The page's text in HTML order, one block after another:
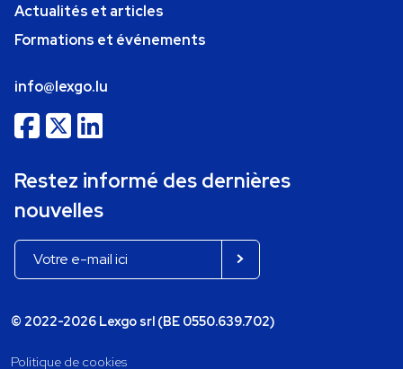
Actualités et articles
Formations et événements
info@lexgo.lu
Restez informé des dernières
nouvelles
© 2022-2026 Lexgo srl (BE 0550.639.702)
Politique de cookies